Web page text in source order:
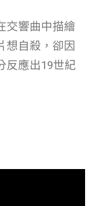
交響曲中描繪
想自殺，卻因
反應出19世紀